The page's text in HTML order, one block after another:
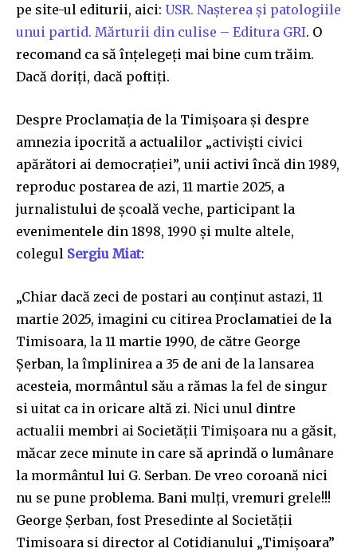
pe site-ul editurii, aici: USR. Nașterea și patologiile
unui partid. Mărturii din culise – Editura GRI. O
recomand ca să înțelegeți mai bine cum trăim.
Dacă doriți, dacă poftiți.
Despre Proclamația de la Timișoara și despre
amnezia ipocrită a actualilor „activiști civici
apărători ai democrației”, unii activi încă din 1989,
reproduc postarea de azi, 11 martie 2025, a
jurnalistului de școală veche, participant la
evenimentele din 1898, 1990 și multe altele,
colegul Sergiu Miat:
„Chiar dacă zeci de postari au conținut astazi, 11
martie 2025, imagini cu citirea Proclamatiei de la
Timisoara, la 11 martie 1990, de către George
Șerban, la împlinirea a 35 de ani de la lansarea
acesteia, mormântul său a rămas la fel de singur
si uitat ca in oricare altă zi. Nici unul dintre
actualii membri ai Societății Timișoara nu a găsit,
măcar zece minute in care să aprindă o lumânare
la mormântul lui G. Serban. De vreo coroană nici
nu se pune problema. Bani mulți, vremuri grele!!!
George Șerban, fost Presedinte al Societății
Timisoara si director al Cotidianului „Timișoara”